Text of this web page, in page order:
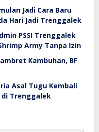
Jadi Cara Baru
Hari Jadi Trenggalek
PSSI Trenggalek
Army Tanpa Izin
Kambuhan, BF
Asal Tugu Kembali
di Trenggalek